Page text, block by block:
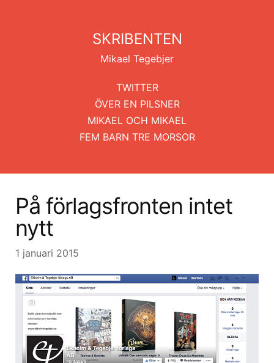
SKRIBENTEN
Mikael Tegebjer
TWITTER
ÖVER EN PILSNER
MIKAEL OCH MIKAEL
FEM BARN TRE MORSOR
På förlagsfronten intet
nytt
1 januari 2015